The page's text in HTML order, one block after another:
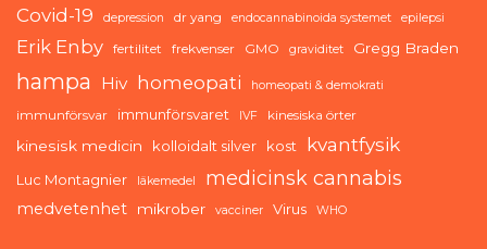
Covid-19 depression dr yang endocannabinoida systemet epilepsi
Erik Enby fertilitet frekvenser GMO graviditet Gregg Braden
hampa Hiv homeopati homeopati & demokrati
immunförsvar immunförsvaret IVF kinesiska örter
kinesisk medicin kolloidalt silver kost kvantfysik
Luc Montagnier läkemedel medicinsk cannabis
medvetenhet mikrober vacciner Virus WHO